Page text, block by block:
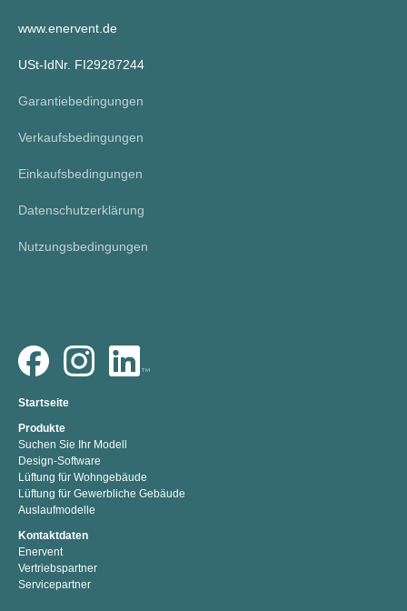
www.enervent.de
USt-IdNr. FI29287244
Garantiebedingungen
Verkaufsbedingungen
Einkaufsbedingungen
Datenschutzerklärung
Nutzungsbedingungen
Startseite
Produkte
Suchen Sie Ihr Modell
Design-Software
Lüftung für Wohngebäude
Lüftung für Gewerbliche Gebäude
Auslaufmodelle
Kontaktdaten
Enervent
Vertriebspartner
Servicepartner